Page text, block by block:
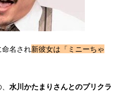
命名され新彼女は「ミニーちゃ
水川かたまりさんとのプリクラ